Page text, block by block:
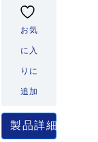
お気
に入
りに
追加
製品詳細